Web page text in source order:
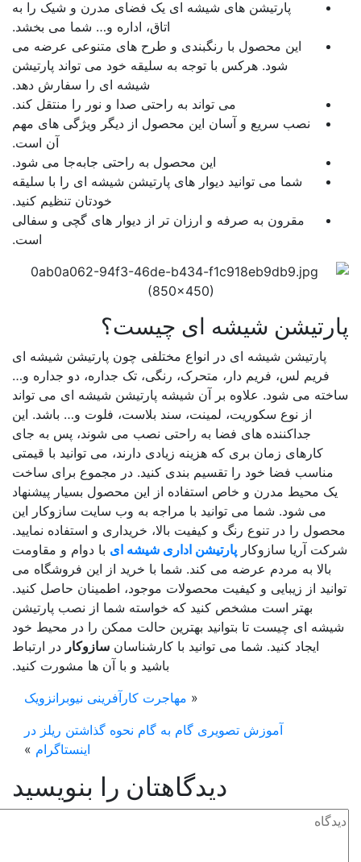
پارتیشن های شیشه ای یک فضای مدرن و شیک را به
اتاق، اداره و… شما می بخشد.
این محصول با رنگبندی و طرح های متنوعی عرضه می
شود. هرکس با توجه به سلیقه خود می تواند پارتیشن
شیشه ای را سفارش دهد.
می تواند به راحتی صدا و نور را منتقل کند.
نصب سریع و آسان این محصول از دیگر ویژگی های مهم
آن است.
این محصول به راحتی جا‌به‌جا می شود.
شما می توانید دیوار های پارتیشن شیشه ای را با سلیقه
خودتان تنظیم کنید.
مقرون به صرفه و ارزان تر از دیوار های گچی و سفالی
است.
شیشه ای چیست؟
پارتیشن شیشه ای در انواع مختلفی چون پارتیشن شیشه ای
فریم لس، فریم دار، متحرک، رنگی، تک جداره، دو جداره و…
می شود. علاوه بر آن شیشه پارتیشن شیشه ای می تواند
از نوع سکوریت، لمینت، سند بلاست، فلوت و… باشد. این
جداکننده های فضا به راحتی نصب می شوند، پس به جای
کارهای زمان بری که هزینه زیادی دارند، می توانید با قیمتی
مناسب فضا خود را تقسیم بندی کنید. در مجموع برای ساخت
یک محیط مدرن و خاص استفاده از این محصول بسیار پیشنهاد
می شود. شما می توانید با مراجه به وب سایت سازوکار این
را در تنوع رنگ و کیفیت بالا، خریداری و استفاده نمایید.
آریا سازوکارپارتیشن اداری شیشه ایبا دوام و مقاومت
بالا به مردم عرضه می کند. شما با خرید از این فروشگاه می
از زیبایی و کیفیت محصولات موجود، اطمینان حاصل کنید.
بهتر است مشخص کنید که خواسته شما از نصب پارتیشن
ای چیست تا بتوانید بهترین حالت ممکن را در محیط خود
ایجاد کنید. شما می توانید با کارشناسانسازوکار در ارتباط
باشید و با آن ها مشورت کنید.
مهاجرت کارآفرینی نیوبرانزویک
آموزش تصویری گام به گام نحوه گذاشتن ریلز در
اینستاگرام»
دیدگاهتان را بنویسید